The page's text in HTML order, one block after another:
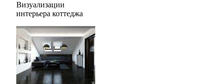
Визуализации
интерьера коттеджа